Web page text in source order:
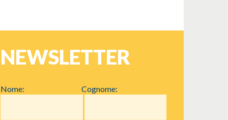
NEWSLETTER
Nome: Cognome: